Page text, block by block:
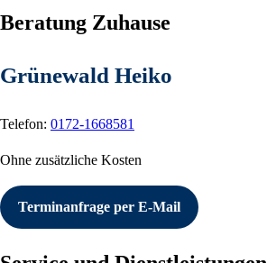
Beratung Zuhause
Grünewald Heiko
Telefon: 0172-1668581
Ohne zusätzliche Kosten
Terminanfrage per E-Mail